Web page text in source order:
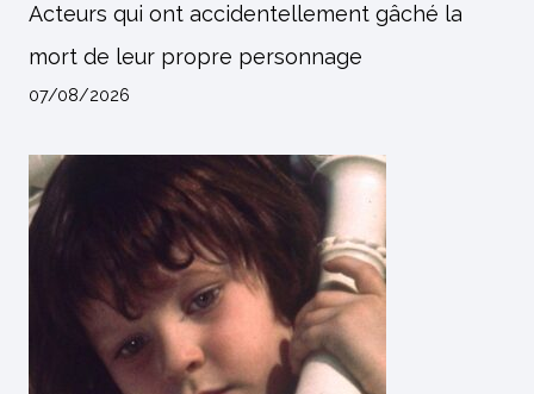
Acteurs qui ont accidentellement gâché la
mort de leur propre personnage
07/08/2026